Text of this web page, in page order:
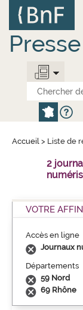
contenu
principal
Accueil > Liste de
2
VOTRE
Accès en ligne
Journaux
Départements
59 Nord
69 Rhône
Panneau de gestion